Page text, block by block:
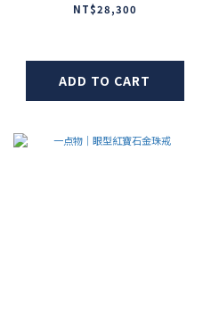
NT$28,300
ADD TO CART